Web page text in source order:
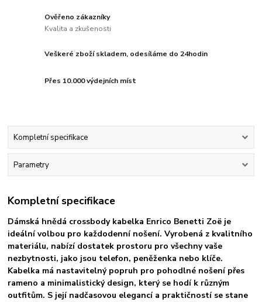
Ověřeno zákazníky
Kvalita a zkušenosti
Veškeré zboží skladem, odesíláme do 24hodin
Přes 10.000 výdejních míst
Kompletní specifikace
Parametry
Kompletní specifikace
Dámská hnědá crossbody kabelka Enrico Benetti Zoë je
ideální volbou pro každodenní nošení. Vyrobená z kvalitního
materiálu, nabízí dostatek prostoru pro všechny vaše
nezbytnosti, jako jsou telefon, peněženka nebo klíče.
Kabelka má nastavitelný popruh pro pohodlné nošení přes
rameno a minimalistický design, který se hodí k různým
outfitům. S její nadčasovou elegancí a praktičností se stane